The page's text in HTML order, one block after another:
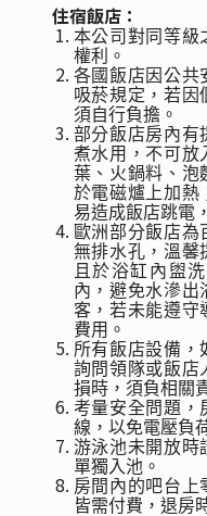
住宿飯店：
本公司對同等級
權利。
各國飯店因公共
吸菸規定，若因
須自行負擔。
部分飯店房內有
煮水用，不可放
葉、火鍋料、
於電磁爐上加熱
易造成飯店跳電
歐洲部分飯店為
無排水孔，溫馨
且於浴缸內盥
內，避免水滲出
客，若未能遵守
費用。
所有飯店設備，
詢問領隊或飯店
損時，須負相關
考量安全問題，
線，以免電壓負
游泳池未開放時
單獨入池。
房間內的吧台上
皆需付費，退房